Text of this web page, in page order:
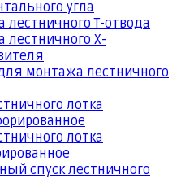
угла
лестничного Т-отвода
лестничного Х-
монтажа лестничного
лотка
лотка
спуск лестничного